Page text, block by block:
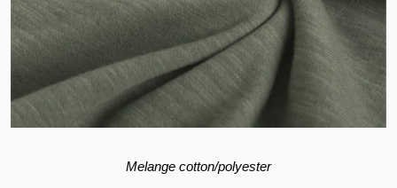
Melange cotton/polyester